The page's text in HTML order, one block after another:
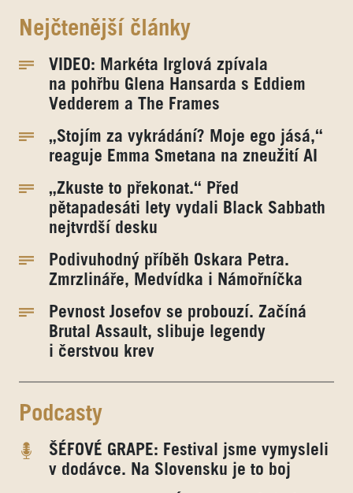
Nejčtenější články
VIDEO: Markéta Irglová zpívala
na pohřbu Glena Hansarda s Eddiem
Vedderem a The Frames
„Stojím za vykrádání? Moje ego jásá,“
reaguje Emma Smetana na zneužití AI
„Zkuste to překonat.“ Před
pětapadesáti lety vydali Black Sabbath
nejtvrdší desku
Podivuhodný příběh Oskara Petra.
Zmrzlináře, Medvídka i Námořníčka
Pevnost Josefov se probouzí. Začíná
Brutal Assault, slibuje legendy
i čerstvou krev
Podcasty
ŠÉFOVÉ GRAPE: Festival jsme vymysleli
v dodávce. Na Slovensku je to boj